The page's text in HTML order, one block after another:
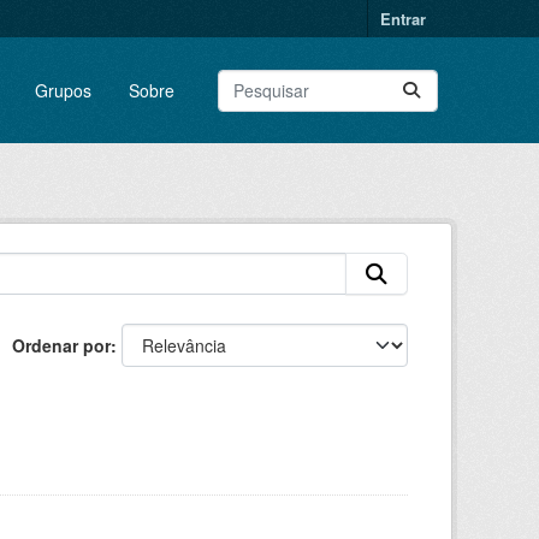
Entrar
Grupos Sobre
Ordenar por